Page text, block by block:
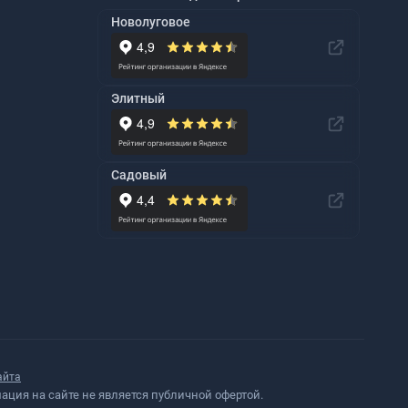
Новолуговое
Элитный
Садовый
на сайте не является публичной офертой.